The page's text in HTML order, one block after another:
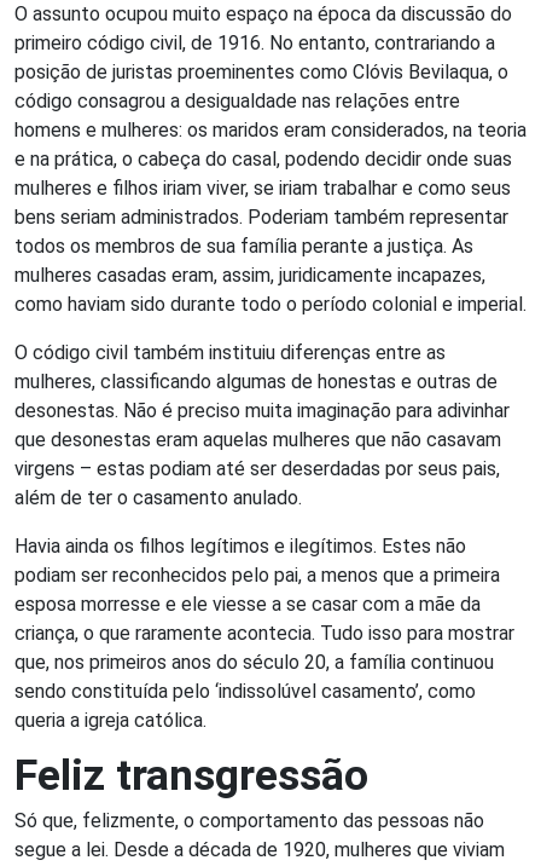
O assunto ocupou muito espaço na época da discussão do
primeiro código civil, de 1916. No entanto, contrariando a
posição de juristas proeminentes como Clóvis Bevilaqua, o
código consagrou a desigualdade nas relações entre
homens e mulheres: os maridos eram considerados, na teoria
e na prática, o cabeça do casal, podendo decidir onde suas
mulheres e filhos iriam viver, se iriam trabalhar e como seus
bens seriam administrados. Poderiam também representar
todos os membros de sua família perante a justiça. As
mulheres casadas eram, assim, juridicamente incapazes,
como haviam sido durante todo o período colonial e imperial.
O código civil também instituiu diferenças entre as
mulheres, classificando algumas de honestas e outras de
desonestas. Não é preciso muita imaginação para adivinhar
que desonestas eram aquelas mulheres que não casavam
virgens – estas podiam até ser deserdadas por seus pais,
além de ter o casamento anulado.
Havia ainda os filhos legítimos e ilegítimos. Estes não
podiam ser reconhecidos pelo pai, a menos que a primeira
esposa morresse e ele viesse a se casar com a mãe da
criança, o que raramente acontecia. Tudo isso para mostrar
que, nos primeiros anos do século 20, a família continuou
sendo constituída pelo ‘indissolúvel casamento’, como
queria a igreja católica.
Feliz transgressão
Só que, felizmente, o comportamento das pessoas não
segue a lei. Desde a década de 1920, mulheres que viviam